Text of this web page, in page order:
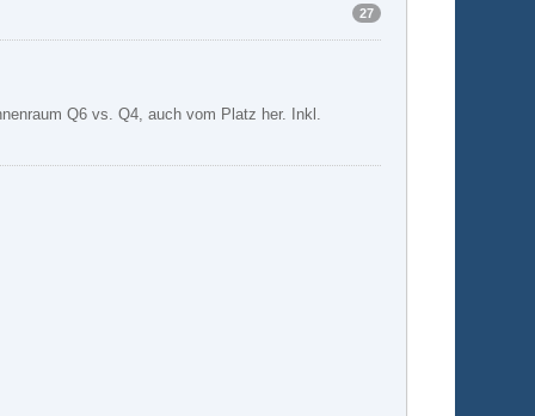
27
Q6 vs. Q4, auch vom Platz her. Inkl.